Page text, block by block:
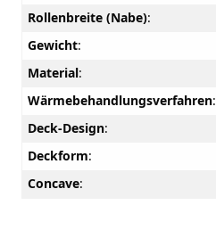
Rollenbreite (Nabe):
Gewicht:
Material:
Wärmebehandlungsverfahren:
Deck-Design:
Deckform:
Concave: